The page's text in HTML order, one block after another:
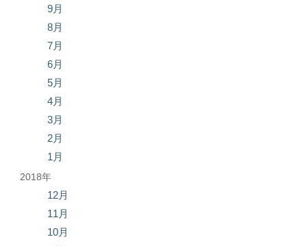
9月
8月
7月
6月
5月
4月
3月
2月
1月
2018年
12月
11月
10月